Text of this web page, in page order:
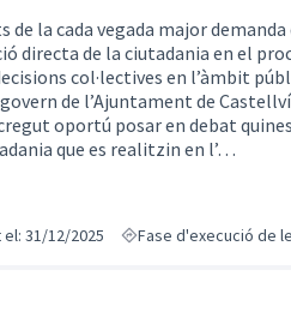
de la cada vegada major demanda
directa de la ciutadania en el
col·lectives en l’àmbit
govern de l’Ajuntament de
oportú posar en debat
que es realitzin en l’…
31/12/2025 Fase d'execució de